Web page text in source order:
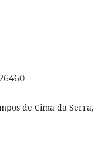
de Cima da Serra,